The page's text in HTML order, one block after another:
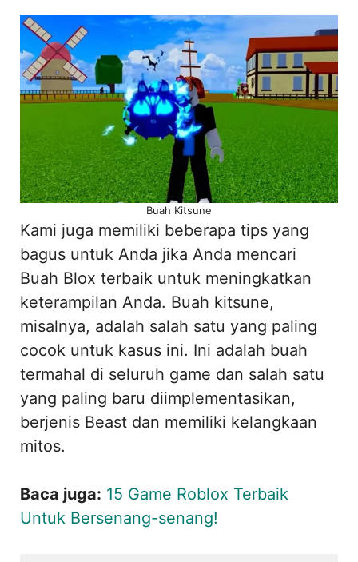
Buah Kitsune
Kami juga memiliki beberapa tips yang
bagus untuk Anda jika Anda mencari
Buah Blox terbaik untuk meningkatkan
keterampilan Anda. Buah kitsune,
misalnya, adalah salah satu yang paling
cocok untuk kasus ini. Ini adalah buah
termahal di seluruh game dan salah satu
yang paling baru diimplementasikan,
berjenis Beast dan memiliki kelangkaan
mitos.
Baca juga: 15 Game Roblox Terbaik
Untuk Bersenang-senang!